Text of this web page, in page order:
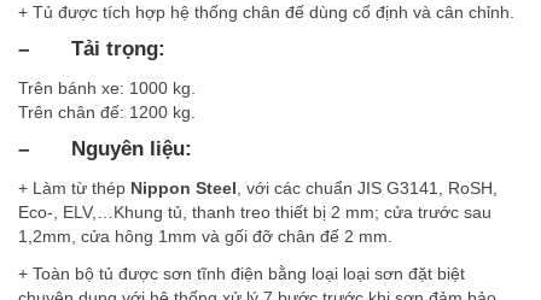
+ Tủ được tích hợp hệ thống chân đế dùng cố định và cân chỉnh.
– Tải trọng:
Trên bánh xe: 1000 kg.
Trên chân đế: 1200 kg.
– Nguyên liệu:
+ Làm từ thép Nippon Steel, với các chuẩn JIS G3141, RoSH,
Eco-, ELV,…Khung tủ, thanh treo thiết bị 2 mm; cửa trước sau
1,2mm, cửa hông 1mm và gối đỡ chân đế 2 mm.
+ Toàn bộ tủ được sơn tĩnh điện bằng loại loại sơn đặt biệt